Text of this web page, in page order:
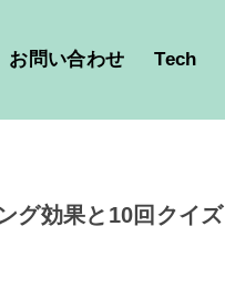
お問い合わせ Tech
グ効果と10回クイズ